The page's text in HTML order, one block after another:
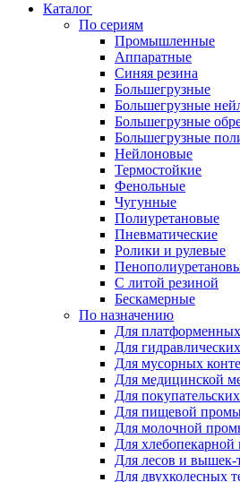
Каталог
По сериям
Промышленные
Аппаратные
Синяя резина
Большегрузные
Большегрузные
Большегрузные
Большегрузные
Нейлоновые
Термостойкие
Фенольные
Чугунные
Полиуретановые
Пневматические
Ролики и рулевые
С литой резиной
Бескамерные
По назначению
Для
Для
Для мусорных
Для медицинской
Для
Для пищевой
Для молочной
Для
Для лесов и вышек-
Для двухколесных